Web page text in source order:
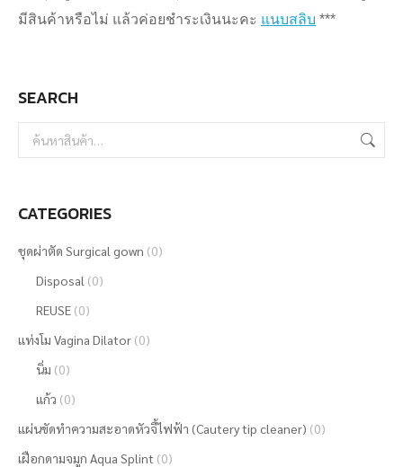
มีสินค้าหรือไม่ แล้วค่อยชำระเงินนะคะ แนบสลิบ ***
SEARCH
CATEGORIES
ชุดผ่าตัด Surgical gown (0)
Disposal (0)
REUSE (0)
แท่งโม Vagina Dilator (0)
นิ่ม (0)
แก้ว (0)
แผ่นขัดทำความสะอาดหัวจี้ไฟฟ้า (Cautery tip cleaner) (0)
เฝือกดามจมูก Aqua Splint (0)